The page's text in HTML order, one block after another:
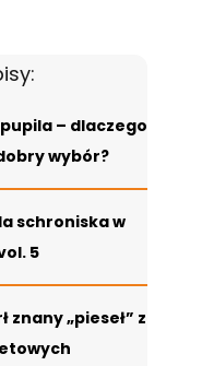
– dlaczego
wybór?
schroniska w
5
znany „pieseł” z